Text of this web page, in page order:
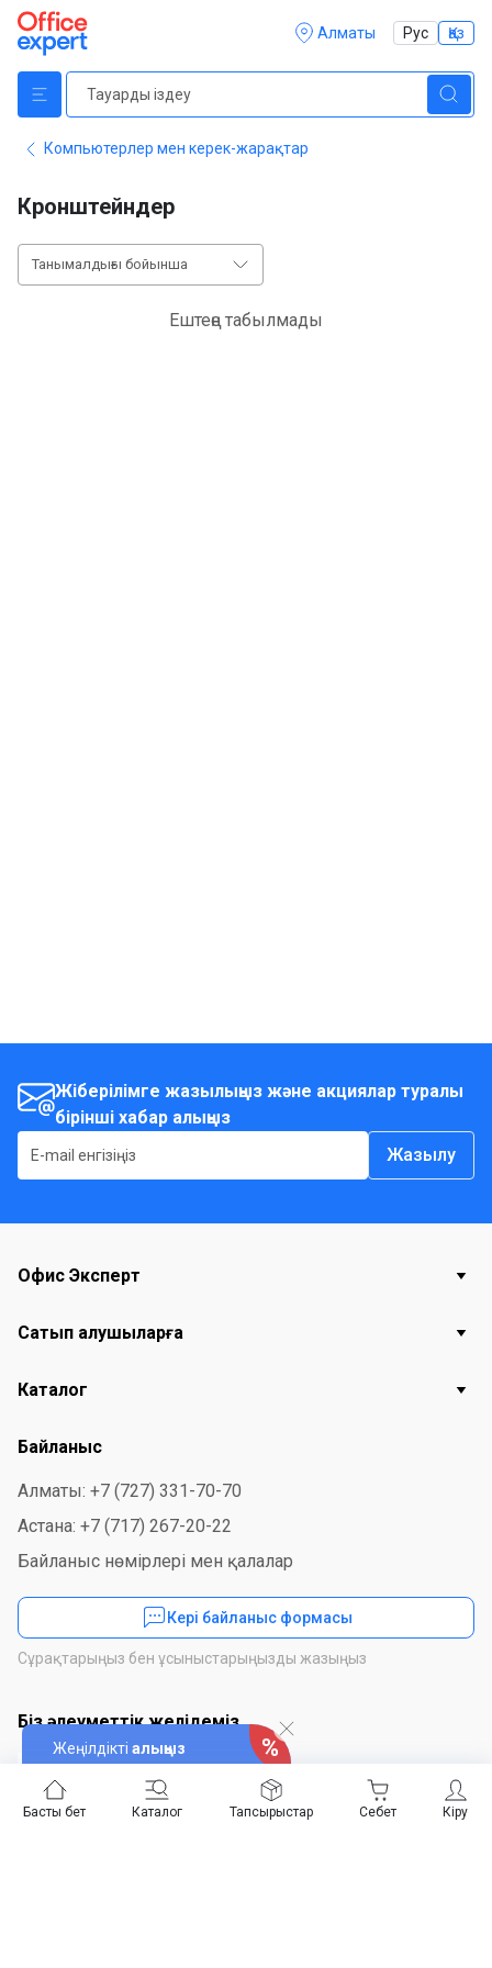
Алматы Рус Қаз
Басты бет Каталог Кіру
Тапсырыстар Себет
Компьютерлер мен керек-жарақтар
Кронштейндер
Танымалдығы бойынша
Ештеңе табылмады
Жіберілімге жазылыңыз және акциялар туралы
бірінші хабар алыңыз
Жазылу
Жеңілдікті алыңыз
Офис Эксперт
Сатып алушыларға
Каталог
Байланыс
Алматы: +7 (727) 331-70-70
Астана: +7 (717) 267-20-22
Байланыс нөмірлері мен қалалар
Кері байланыс формасы
Сұрақтарыңыз бен ұсыныстарыңызды жазыңыз
Біз әлеуметтік желідеміз